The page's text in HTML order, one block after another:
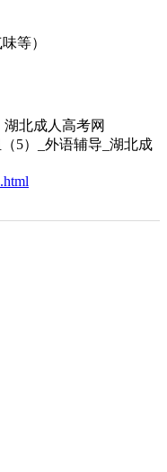
等）
北成人高考网
5）_外语辅导_湖北成